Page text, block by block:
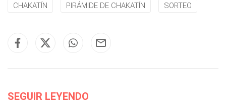
CHAKATÍN PIRÁMIDE DE CHAKATÍN SORTEO
SEGUIR LEYENDO